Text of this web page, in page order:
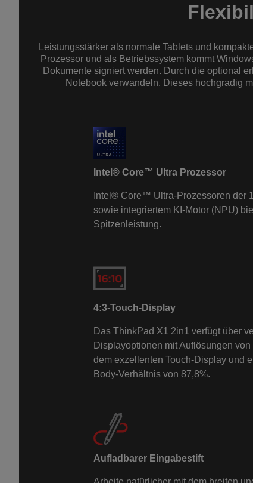
Leistungsstärker als normale Tablets und
Prozessor und als Betriebssystem kommt
Dokumente signiert werden. Durch die optional
Notebook verwandeln. Dieses hochgradig
Intel® Core™ Ultra Prozessor
Intel® Core™ Ultra-Prozessoren der
sowie integriertem KI-Motor (NPU)
Spitzenleistung.
4:3-Touch-Display
Das ThinkPad X1 2in1 verfügt über
Displayoptionen mit Auflösungen
dem exzellenten Touch-Display und
Body-Verhältnis von 87,8%.
Aufladbarer Eingabestift